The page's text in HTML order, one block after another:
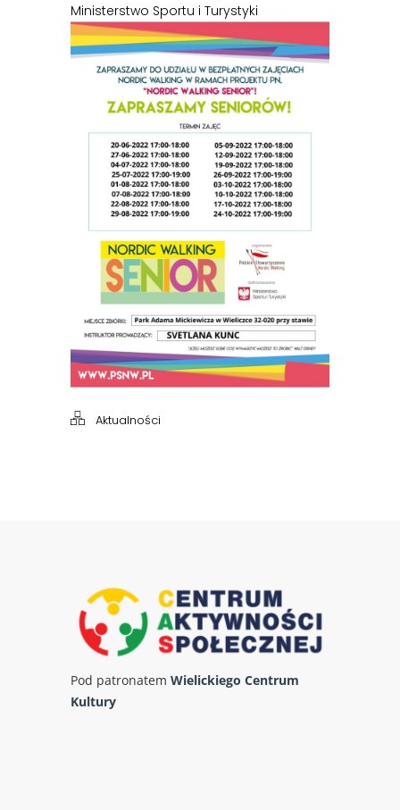
Ministerstwo Sportu i Turystyki
Aktualności
Pod patronatem Wielickiego Centrum
Kultury